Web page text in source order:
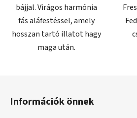
bájjal. Virágos harmónia
fás aláfestéssel, amely
hosszan tartó illatot hagy
maga után.
Információk önnek